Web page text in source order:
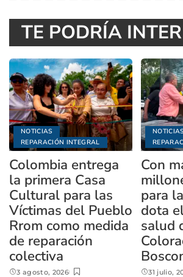
TE PODRÍA
NOTICIAS
REPARACIÓN INTEGRAL
Colombia entrega
la primera Casa
Cultural para las
Víctimas del Pueblo
Rrom como medida
de reparación
colectiva
3 agosto, 2026
NOTICIAS
Con
para
dota
salud
31 julio,